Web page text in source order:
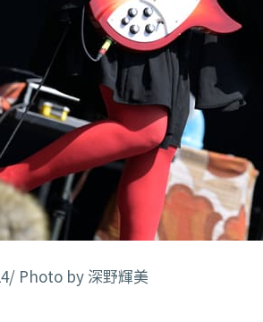
Photo by 深野輝美